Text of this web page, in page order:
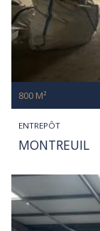
ENTREPÔT
MONTREUIL
800 M²